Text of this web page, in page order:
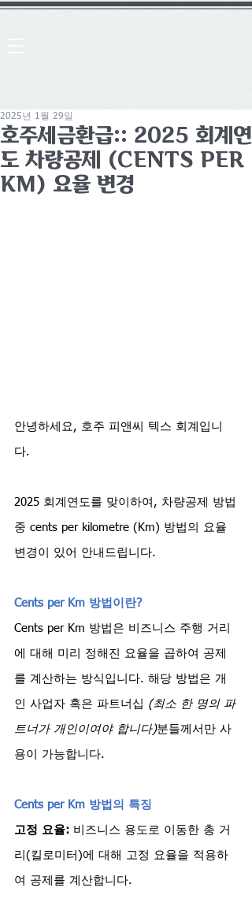
호주세금환급:: 2025 회계연
도 차량공제 (CENTS PER
KM) 요율 변경
2025년 1월 29일
안녕하세요, 호주 피앤씨 텍스 회계입니
다.
2025 회계연도를 맞이하여, 차량공제 방법
중 cents per kilometre (Km) 방법의 요율
변경이 있어 안내드립니다.
Cents per Km 방법이란?
Cents per Km 방법은 비즈니스 주행 거리
에 대해 미리 정해진 요율을 곱하여 공제
를 계산하는 방식입니다. 해당 방법은 개
인 사업자 혹은 파트너십 (최소 한 명의 파
트너가 개인이여야 합니다)분들께서만 사
용이 가능합니다.
Cents per Km 방법의 특징
고정 요율: 비즈니스 용도로 이동한 총 거
리(킬로미터)에 대해 고정 요율을 적용하
여 공제를 계산합니다.